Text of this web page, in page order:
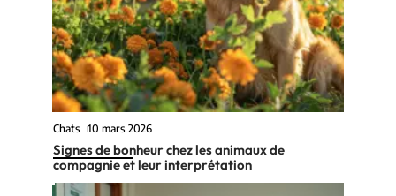
Chats 10 mars 2026
Signes de bonheur chez les animaux de
compagnie et leur interprétation